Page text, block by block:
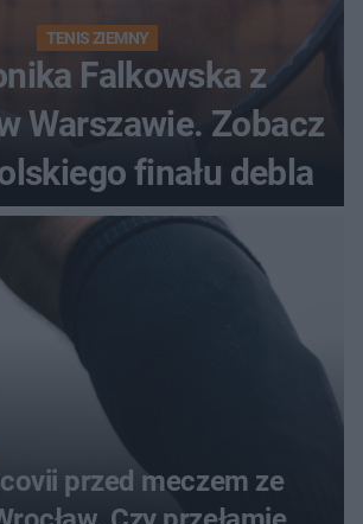
TENIS ZIEMNY
Falkowska z
Warszawie. Zobacz
finału debla
przed meczem ze